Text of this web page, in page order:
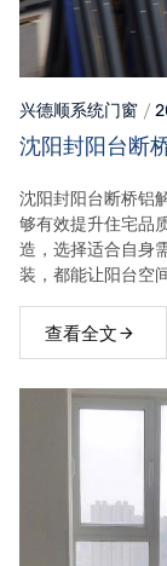
兴德顺系统门窗
沈阳封阳台断
沈阳封阳台断桥铝
够有效提升住宅品
造，选择适合自身
装，都能让阳台空
查看全文